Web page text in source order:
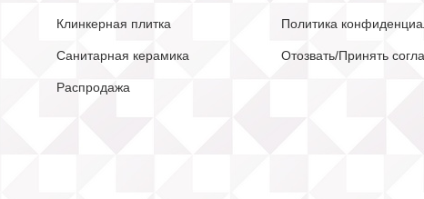
Клинкерная плитка
Санитарная керамика
Распродажа
Политика
Отозвать/Принять